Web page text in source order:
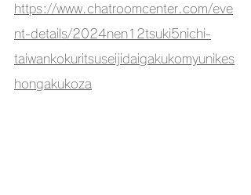
https://www.chatroomcenter.com/eve
nt-details/2024nen12tsuki5nichi-
taiwankokuritsuseijidaigakukomyunikes
hongakukoza